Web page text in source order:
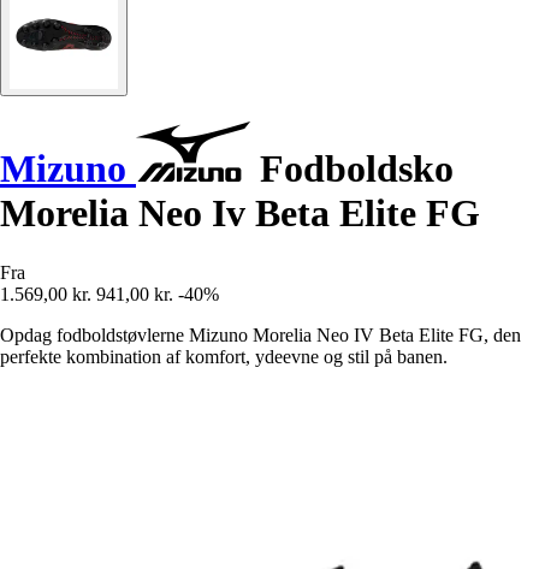
Mizuno
Fodboldsko
Morelia Neo Iv Beta Elite FG
Fra
1.569,00 kr. 941,00 kr. -40%
Opdag fodboldstøvlerne Mizuno Morelia Neo IV Beta Elite FG, den
perfekte kombination af komfort, ydeevne og stil på banen.